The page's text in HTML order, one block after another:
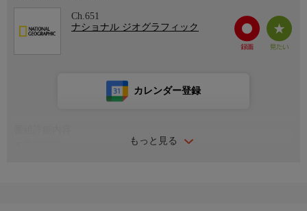
Ch.651
ナショナル ジオグラフィック
もっと見る
カレンダー登録